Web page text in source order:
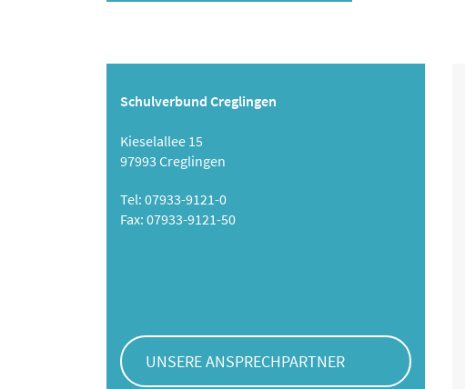
Schulverbund Creglingen
Kieselallee 15
97993 Creglingen
Tel: 07933-9121-0
Fax: 07933-9121-50
UNSERE ANSPRECHPARTNER